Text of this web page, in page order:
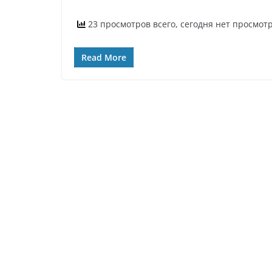
23 просмотров всего, сегодня нет
Read More